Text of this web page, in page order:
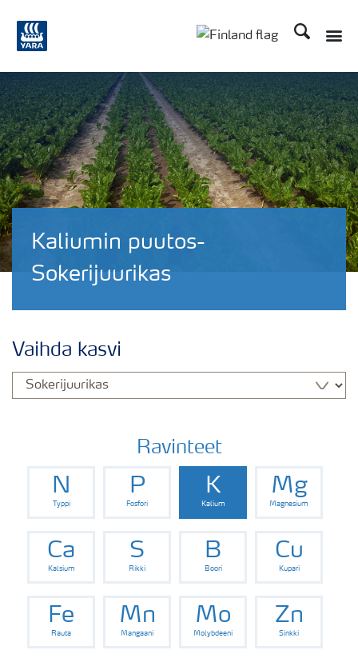
Etsi
Kaliumin puutos-
Sokerijuurikas
Vaihda kasvi
Ravinteet
N
Typpi
P
Fosfori
K
Kalium
Mg
Magnesium
Ca
Kalsium
S
Rikki
B
Boori
Cu
Kupari
Fe
Rauta
Mn
Mangaani
Mo
Molybdeeni
Zn
Sinkki